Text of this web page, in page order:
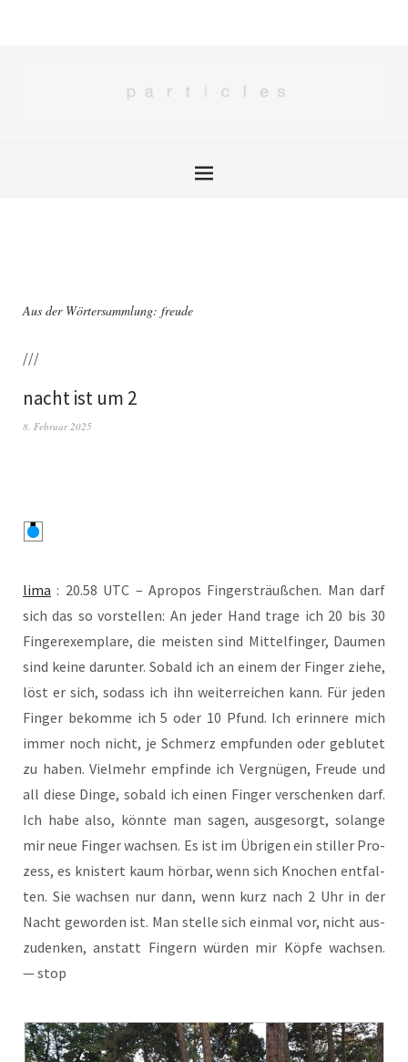
Aus der Wörtersammlung: freude
///
nacht ist um 2
8. Februar 2025
lima : 20.58 UTC – Apro­pos Fin­ger­sträuß­chen. Man darf
sich das so vor­stel­len: An jeder Hand tra­ge ich 20 bis 30
Fin­ger­ex­em­pla­re, die meis­ten sind Mit­tel­fin­ger, Dau­men
sind kei­ne dar­un­ter. Sobald ich an einem der Fin­ger zie­he,
löst er sich, sodass ich ihn wei­ter­rei­chen kann. Für jeden
Fin­ger bekom­me ich 5 oder 10 Pfund. Ich erin­ne­re mich
immer noch nicht, je Schmerz emp­fun­den oder geblu­tet
zu haben. Viel­mehr emp­fin­de ich Ver­gnü­gen, Freu­de und
all die­se Din­ge, sobald ich einen Fin­ger ver­schen­ken darf.
Ich habe also, könn­te man sagen, aus­ge­sorgt, solan­ge
mir neue Fin­ger wach­sen. Es ist im Übri­gen ein stil­ler Pro­
zess, es knis­tert kaum hör­bar, wenn sich Kno­chen ent­fal­
ten. Sie wach­sen nur dann, wenn kurz nach 2 Uhr in der
Nacht gewor­den ist. Man stel­le sich ein­mal vor, nicht aus­
zu­den­ken, anstatt Fin­gern wür­den mir Köp­fe wach­sen.
— stop